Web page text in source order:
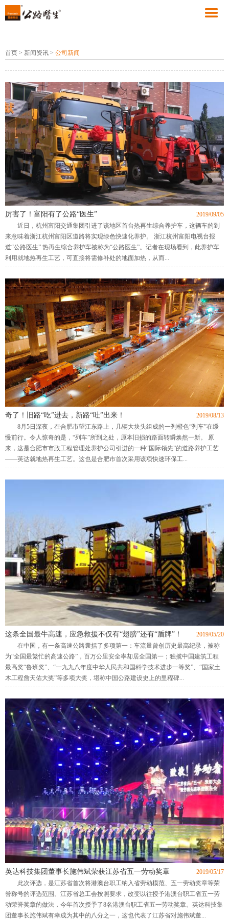
首页 > 新闻资讯 > 公司新闻
2019/09/05
厉害了！富阳有了公路“医生”
近日，杭州富阳交通集团引进了该地区首台热再生综合养护车，这辆车的到
来意味着浙江杭州富阳区道路将实现绿色快速化养护。 浙江杭州富阳电视台报
道“公路医生” 热再生综合养护车被称为“公路医生”。记者在现场看到，此养护车
利用就地热再生工艺，可直接将需修补处的地面加热，从而...
2019/08/13
奇了！旧路“吃”进去，新路“吐”出来！
8月5日深夜，在合肥市望江东路上，几辆大块头组成的一列橙色“列车”在缓
慢前行。令人惊奇的是，“列车”所到之处，原本旧损的路面转瞬焕然一新。 原
来，这是合肥市市政工程管理处养护公司引进的一种“国际领先”的道路养护工艺
——英达就地热再生工艺。这也是合肥市首次采用该项快速环保工...
2019/05/20
这条全国最牛高速，应急救援不仅有“翅膀”还有“盾牌”！
在中国，有一条高速公路囊括了多项第一：车流量曾创历史最高纪录，被称
为“全国最繁忙的高速公路”，百万公里安全率却居全国第一；独揽中国建筑工程
最高奖“鲁班奖”、“一九九八年度中华人民共和国科学技术进步一等奖”、“国家土
木工程詹天佑大奖”等多项大奖，堪称中国公路建设史上的里程碑...
2019/05/17
英达科技集团董事长施伟斌荣获江苏省五一劳动奖章
此次评选，是江苏省首次将港澳台职工纳入省劳动模范、五一劳动奖章等荣
誉称号的评选范围。江苏省总工会按照要求，改变以往授予港澳台职工省五一劳
动荣誉奖章的做法，今年首次授予了8名港澳台职工省五一劳动奖章。英达科技集
团董事长施伟斌有幸成为其中的八分之一，这也代表了江苏省对施伟斌董...